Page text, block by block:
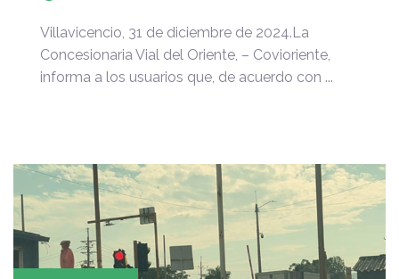
Villavicencio, 31 de diciembre de 2024.La
Concesionaria Vial del Oriente, – Covioriente,
informa a los usuarios que, de acuerdo con ...